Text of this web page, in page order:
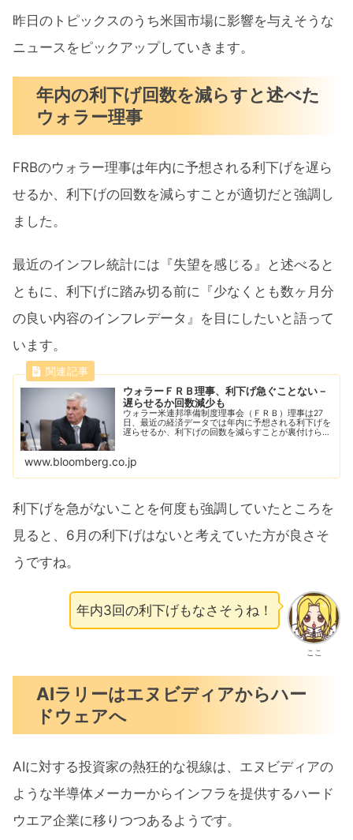
昨日のトピックスのうち米国市場に影響を与えそうな
ニュースをピックアップしていきます。
年内の利下げ回数を減らすと述べた
ウォラー理事
FRBのウォラー理事は年内に予想される利下げを遅ら
せるか、利下げの回数を減らすことが適切だと強調し
ました。
最近のインフレ統計には『失望を感じる』と述べると
ともに、利下げに踏み切る前に『少なくとも数ヶ月分
の良い内容のインフレデータ』を目にしたいと語って
います。
ウォラーＦＲＢ理事、利下げ急ぐことない－
遅らせるか回数減少も
ウォラー米連邦準備制度理事会（ＦＲＢ）理事は27
日、最近の経済データでは年内に予想される利下げを
遅らせるか、利下げの回数を減らすことが裏付けられ
www.bloomberg.co.jp
利下げを急がないことを何度も強調していたところを
見ると、6月の利下げはないと考えていた方が良さそ
うですね。
ここ
年内3回の利下げもなさそうね！
AIラリーはエヌビディアからハー
ドウェアへ
AIに対する投資家の熱狂的な視線は、エヌビディアの
ような半導体メーカーからインフラを提供するハード
ウエア企業に移りつつあるようです。